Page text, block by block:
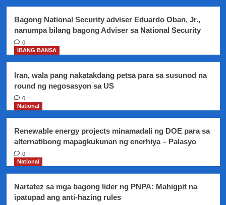
Bagong National Security adviser Eduardo Oban, Jr.,
nanumpa bilang bagong Adviser sa National Security
0
IBANG BANSA
Iran, wala pang nakatakdang petsa para sa susunod na
round ng negosasyon sa US
0
National
Renewable energy projects minamadali ng DOE para sa
alternatibong mapagkukunan ng enerhiya – Palasyo
0
National
Nartatez sa mga bagong lider ng PNPA: Mahigpit na
ipatupad ang anti-hazing rules